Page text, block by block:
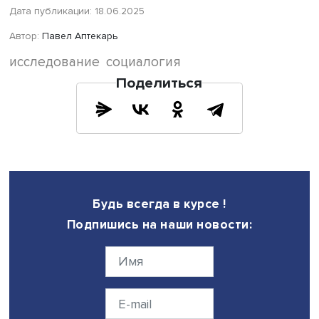
сводилась к набору психологических черт личности.
снижения его распространения важны социальная
инфраструктура поддержания материнства и поддержка
занятости.
инфраструктурной поддержки приводят к их изоляции
рождения ребенка. Жанна Чернова отметила, что для
содействия молодым матерям можно с определенными
коррективами использовать успешный опыт снижения
формированием новой программы активного
Руководитель исследования, главный научный
Светлана Бирюкова полагает, что включение в
характеристик инфраструктуры, в том числе досуговой,
уровне не всегда позволяет корректно решить задачу
учету. Для оценки положения конкретного человека
возможность обратиться за помощью. Выборочные
населения почти никогда не дают таких возможностей.